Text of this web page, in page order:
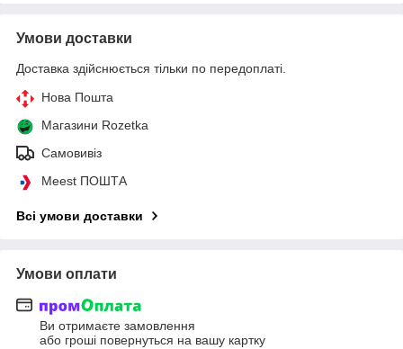
Умови доставки
Доставка здійснюється тільки по передоплаті.
Нова Пошта
Магазини Rozetka
Самовивіз
Meest ПОШТА
Всі умови доставки
Умови оплати
Ви отримаєте замовлення
або гроші повернуться на вашу картку